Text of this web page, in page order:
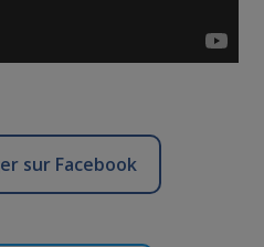
sur Facebook